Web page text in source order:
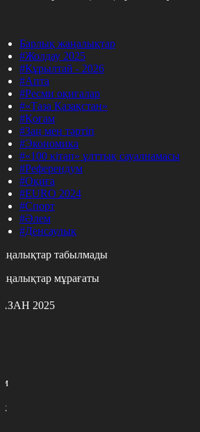
Барлық жаңалықтар
#Жолдау 2025
#Құрылтай - 2026
#Апта
#Ресми оқиғалар
#«Таза Қазақстан»
#Қоғам
#Заң мен тәртіп
#Экономика
#«100 кітап» ұлттық сауалнамасы
#Референдум
#Оқиға
#EURO 2024
#Спорт
#Әлем
#Денсаулық
табылмады
мұрағаты
2025